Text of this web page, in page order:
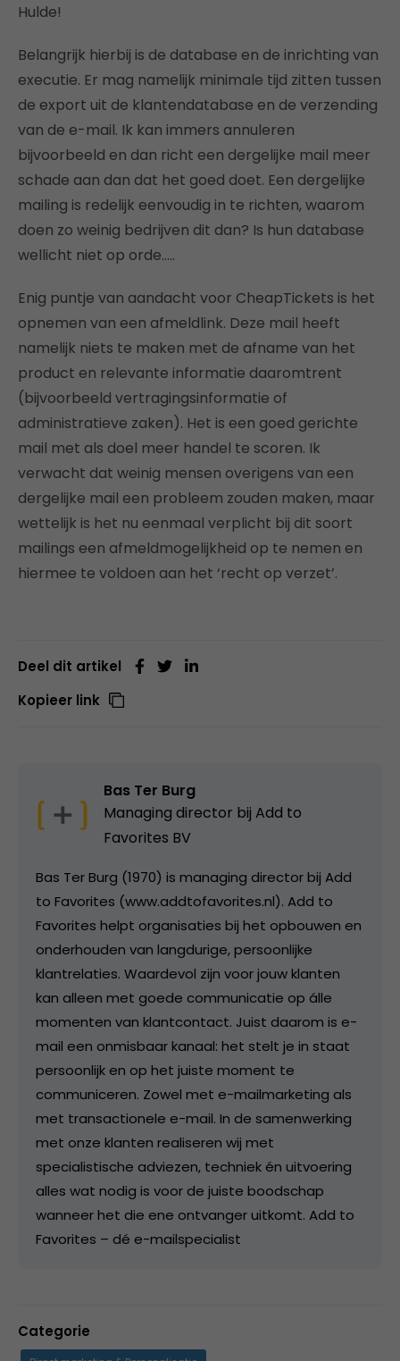
Hulde!
Belangrijk hierbij is de database en de inrichting van
executie. Er mag namelijk minimale tijd zitten tussen
de export uit de klantendatabase en de verzending
van de e-mail. Ik kan immers annuleren
bijvoorbeeld en dan richt een dergelijke mail meer
schade aan dan dat het goed doet. Een dergelijke
mailing is redelijk eenvoudig in te richten, waarom
doen zo weinig bedrijven dit dan? Is hun database
wellicht niet op orde…..
Enig puntje van aandacht voor CheapTickets is het
opnemen van een afmeldlink. Deze mail heeft
namelijk niets te maken met de afname van het
product en relevante informatie daaromtrent
(bijvoorbeeld vertragingsinformatie of
administratieve zaken). Het is een goed gerichte
mail met als doel meer handel te scoren. Ik
verwacht dat weinig mensen overigens van een
dergelijke mail een probleem zouden maken, maar
wettelijk is het nu eenmaal verplicht bij dit soort
mailings een afmeldmogelijkheid op te nemen en
hiermee te voldoen aan het ‘recht op verzet’.
Deel dit artikel
Kopieer link
Bas Ter Burg
Managing director bij Add to
Favorites BV
Bas Ter Burg (1970) is managing director bij Add
to Favorites (www.addtofavorites.nl). Add to
Favorites helpt organisaties bij het opbouwen en
onderhouden van langdurige, persoonlijke
klantrelaties. Waardevol zijn voor jouw klanten
kan alleen met goede communicatie op álle
momenten van klantcontact. Juist daarom is e-
mail een onmisbaar kanaal: het stelt je in staat
persoonlijk en op het juiste moment te
communiceren. Zowel met e-mailmarketing als
met transactionele e-mail. In de samenwerking
met onze klanten realiseren wij met
specialistische adviezen, techniek én uitvoering
alles wat nodig is voor de juiste boodschap
wanneer het die ene ontvanger uitkomt. Add to
Favorites – dé e-mailspecialist
Categorie